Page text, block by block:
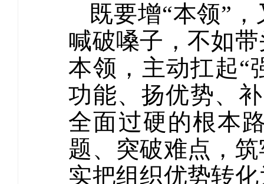
既要增“本领”
喊破嗓子，不如
本领，主动扛起“
功能、扬优势、
全面过硬的根本
题、突破难点，
实把组织优势转